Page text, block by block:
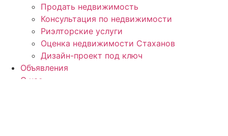
Продать недвижимость
Консультация по недвижимости
Риэлторские услуги
Оценка недвижимости Стаханов
Дизайн-проект под ключ
Объявления
О нас